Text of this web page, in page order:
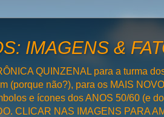
IMAGENS &
QUINZENAL para a turma
(porque não?), para os MAIS
e ícones dos ANOS 50/60 (e
CLICAR NAS IMAGENS PARA